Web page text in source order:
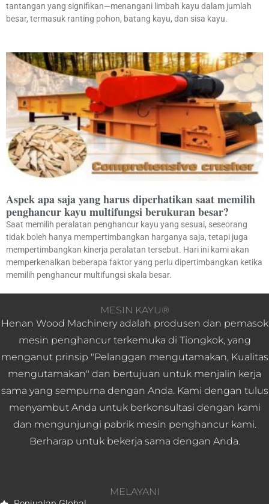
tantangan yang signifikan—menangani limbah kayu dalam jumlah
besar, termasuk ranting pohon, batang kayu, dan sisa kayu.
Aspek apa saja yang harus diperhatikan saat memilih
penghancur kayu multifungsi berukuran besar?
Saat memilih peralatan penghancur kayu yang sesuai, seseorang
tidak boleh hanya mempertimbangkan harganya saja, tetapi juga
mempertimbangkan kinerja peralatan tersebut. Hari ini kami akan
memperkenalkan beberapa faktor yang perlu dipertimbangkan ketika
memilih penghancur multifungsi skala besar.
MESIN KAYU®
Henan Wood Machinery adalah produsen dan pemasok
mesin penghancur terkemuka di Tiongkok, yang
menganut prinsip "Pelanggan mengutamakan, Kualitas
mengutamakan" dan bertujuan untuk menjalin kerja
sama yang sempurna dengan Anda. Kami dengan tulus
menyambut Anda untuk berkonsultasi dengan kami
dan mengunjungi pabrik mesin penghancur kami.
Berharap untuk bekerja sama dengan Anda.
MELAYANI